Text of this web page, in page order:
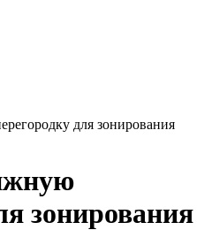
для зонирования
зонирования